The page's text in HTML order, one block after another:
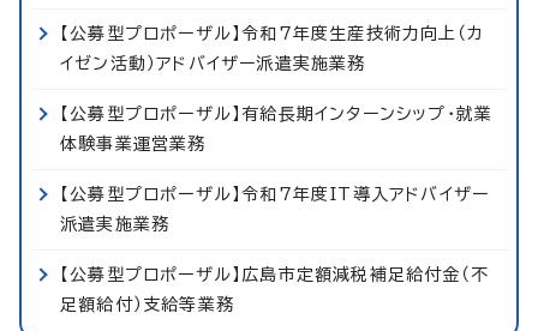
【公募型プロポーザル】令和7年度生産技術力向上（カ
イゼン活動）アドバイザー派遣実施業務
【公募型プロポーザル】有給長期インターンシップ・就業
体験事業運営業務
【公募型プロポーザル】令和7年度IT導入アドバイザー
派遣実施業務
【公募型プロポーザル】広島市定額減税補足給付金（不
足額給付）支給等業務